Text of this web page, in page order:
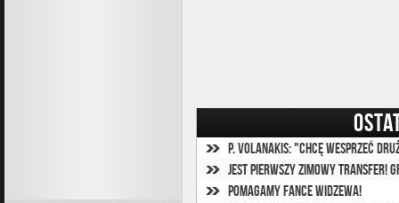
P. Volanakis: "Chcę wesprzeć
Jest pierwszy zimowy transfer!
Pomagamy fance Widzewa!